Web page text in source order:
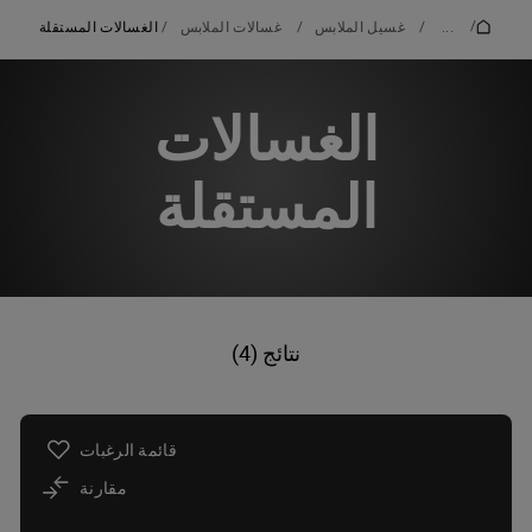
/
/ غسيل الملابس / غسالات الملابس / الغسالات المستقلة
الغسالات
المستقلة
نتائج (4)
قائمة الرغبات
مقارنة